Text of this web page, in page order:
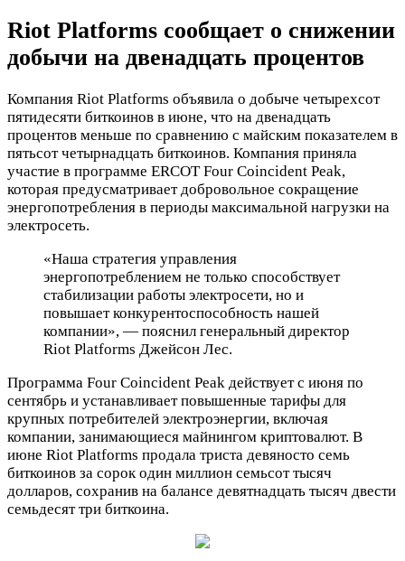
Riot Platforms сообщает о снижении
добычи на двенадцать процентов
Компания Riot Platforms объявила о добыче четырехсот
пятидесяти биткоинов в июне, что на двенадцать
процентов меньше по сравнению с майским показателем в
пятьсот четырнадцать биткоинов. Компания приняла
участие в программе ERCOT Four Coincident Peak,
которая предусматривает добровольное сокращение
энергопотребления в периоды максимальной нагрузки на
электросеть.
«Наша стратегия управления
энергопотреблением не только способствует
стабилизации работы электросети, но и
повышает конкурентоспособность нашей
компании», — пояснил генеральный директор
Riot Platforms Джейсон Лес.
Программа Four Coincident Peak действует с июня по
сентябрь и устанавливает повышенные тарифы для
крупных потребителей электроэнергии, включая
компании, занимающиеся майнингом криптовалют. В
июне Riot Platforms продала триста девяносто семь
биткоинов за сорок один миллион семьсот тысяч
долларов, сохранив на балансе девятнадцать тысяч двести
семьдесят три биткоина.